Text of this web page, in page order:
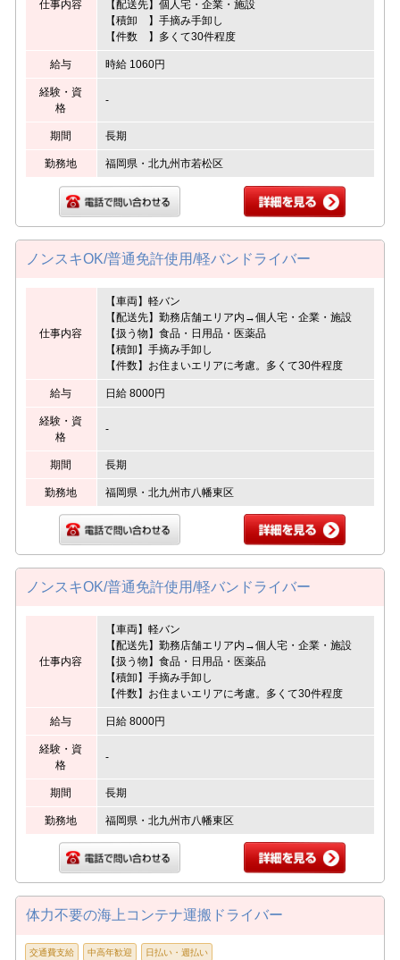
仕事内容
【配送先】個人宅・企業・施設
【積卸 】手摘み手卸し
【件数 】多くて30件程度
給与 時給 1060円
経験・資
格
-
期間 長期
勤務地 福岡県・北九州市若松区
ノンスキOK/普通免許使用/軽バンドライバー
仕事内容
【車両】軽バン
【配送先】勤務店舗エリア内→個人宅・企業・施設
【扱う物】食品・日用品・医薬品
【積卸】手摘み手卸し
【件数】お住まいエリアに考慮。多くて30件程度
給与 日給 8000円
経験・資
格
-
期間 長期
勤務地 福岡県・北九州市八幡東区
ノンスキOK/普通免許使用/軽バンドライバー
仕事内容
【車両】軽バン
【配送先】勤務店舗エリア内→個人宅・企業・施設
【扱う物】食品・日用品・医薬品
【積卸】手摘み手卸し
【件数】お住まいエリアに考慮。多くて30件程度
給与 日給 8000円
経験・資
格
-
期間 長期
勤務地 福岡県・北九州市八幡東区
体力不要の海上コンテナ運搬ドライバー
交通費支給 中高年歓迎 日払い・週払い